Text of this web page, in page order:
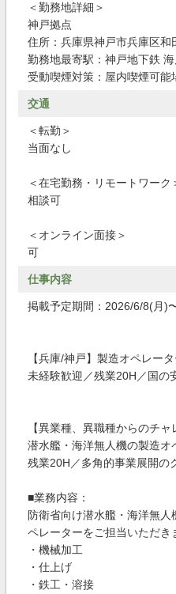
＜勤務地詳細＞
神戸拠点
住所：兵庫県神戸市兵庫区和
勤務地最寄駅：神戸地下鉄
受動喫煙対策：屋内喫煙可能
交通
＜転勤＞
当面なし
＜在宅勤務・リモートワーク
相談可
＜オンライン面接＞
可
仕事内容
掲載予定期間：2026/6/8(月)
【兵庫/神戸】製造オペレー
未経験歓迎／残業20H／国の
【異業種、異職種からのチ
潜水艦・海洋無人機の製造
残業20H／多角的事業展開の
■業務内容：
防衛省向け潜水艦・海洋無
ペレーターをご担当いただき
・機械加工
・仕上げ
・鉄工・溶接